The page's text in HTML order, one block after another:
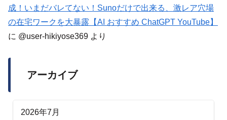
成！いまだバレてない！Sunoだけで出来る、激レア穴場
の在宅ワークを大暴露【AI おすすめ ChatGPT YouTube】
に @user-hikiyose369 より
アーカイブ
2026年7月